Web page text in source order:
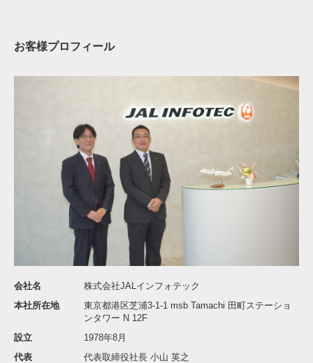
お客様プロフィール
会社名
株式会社JALインフォテック
本社所在地
東京都港区芝浦3-1-1 msb Tamachi 田町ステーショ
ンタワー N 12F
設立
1978年8月
代表
代表取締役社長 小山 英之